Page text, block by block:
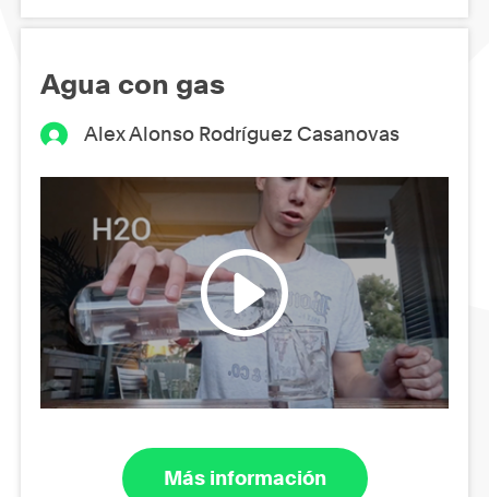
Agua con gas
Alex Alonso Rodríguez Casanovas
Más información